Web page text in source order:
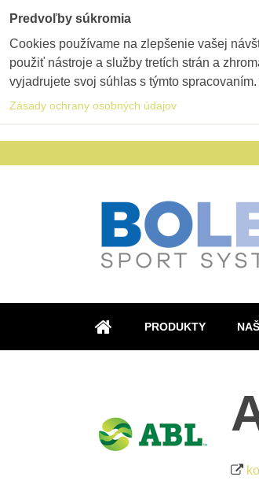
ÚVOD
PRODUKTY
Predvoľby súkromia
Cookies používame na zlepšenie vašej
použiť nástroje a služby tretích strán a
vyjadrujete svoj súhlas s týmto
Zásady ochrany osobných údajov